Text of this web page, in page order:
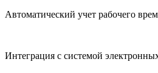
Автоматический учет рабочего
Интеграция с системой